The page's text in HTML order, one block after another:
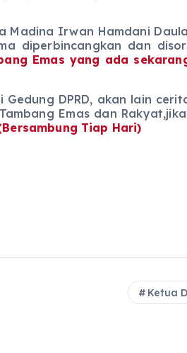
Irwan Hamdani
diperbincangkan dan
Emas yang ada
DPRD, akan lain
Emas dan
Tiap Hari)
Ketua